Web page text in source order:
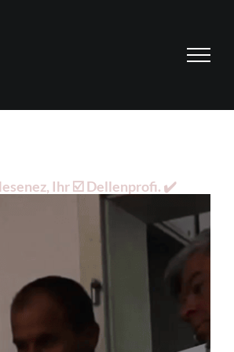
Ihr ☑️ Dellenprofi. ✔️
Auftrag ✉.